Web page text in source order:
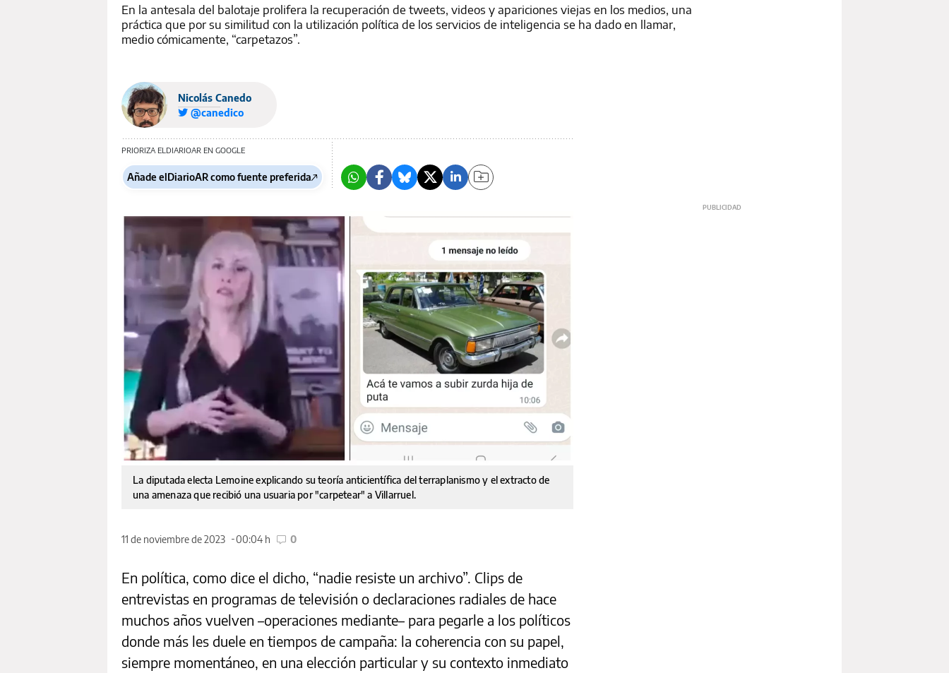
En la antesala del balotaje prolifera la recuperación de tweets, videos y apariciones viejas en los medios, una
práctica que por su similitud con la utilización política de los servicios de inteligencia se ha dado en llamar,
medio cómicamente, “carpetazos”.
Nicolás Canedo
@canedico
PRIORIZA ELDIARIOAR EN GOOGLE
Añade elDiarioAR como fuente preferida
La diputada electa Lemoine explicando su teoría anticientífica del terraplanismo y el extracto de
una amenaza que recibió una usuaria por "carpetear" a Villarruel.
11 de noviembre de 2023 00:04 h 0
En política, como dice el dicho, “nadie resiste un archivo”. Clips de
entrevistas en programas de televisión o declaraciones radiales de hace
muchos años vuelven –operaciones mediante– para pegarle a los políticos
donde más les duele en tiempos de campaña: la coherencia con su papel,
siempre momentáneo, en una elección particular y su contexto inmediato